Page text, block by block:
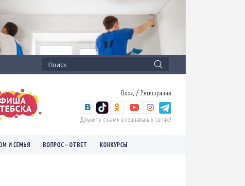
Вход / Регистрация
Дружите с нами в социальных сетях!
И СЕМЬЯ ВОПРОС – ОТВЕТ КОНКУРСЫ